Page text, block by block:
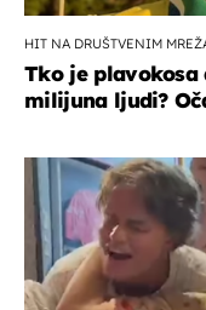
HIT NA DRUŠTVENIM
Tko je plavokosa
milijuna ljudi?